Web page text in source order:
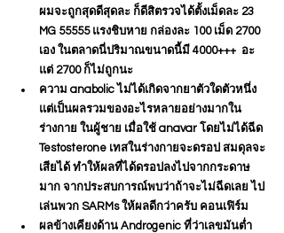
ผมจะถูกสุดดีสุดละ ก็ดีสิตรวจได้ตั้งเม็ดละ 23
MG 55555 แรงชิบหาย กล่องละ 100 เม็ด 2700
เอง ในตลาดนี่ปริมาณขนาดนี้มี 4000+++  อะ
แต่ 2700 ก็ไม่ถูกนะ
ความ anabolic ไม่ได้เกิดจากยาตัวใดตัวหนึ่ง
แต่เป็นผลรวมของอะไรหลายอย่างมากใน
ร่างกาย ในผู้ชาย เมื่อใช้ anavar โดยไม่ได้ฉีด
Testosterone เทสในร่างกายจะดรอป สมดุลจะ
เสียได้ ทำให้ผลที่ได้ดรอปลงไปจากกระดาษ
มาก จากประสบการณ์พบว่าถ้าจะไม่ฉีดเลย ไป
เล่นพวก SARMs ให้ผลดีกว่าครับ คอนเฟิร์ม
ผลข้างเคียงด้าน Androgenic ที่ว่าเลขมันต่ำ